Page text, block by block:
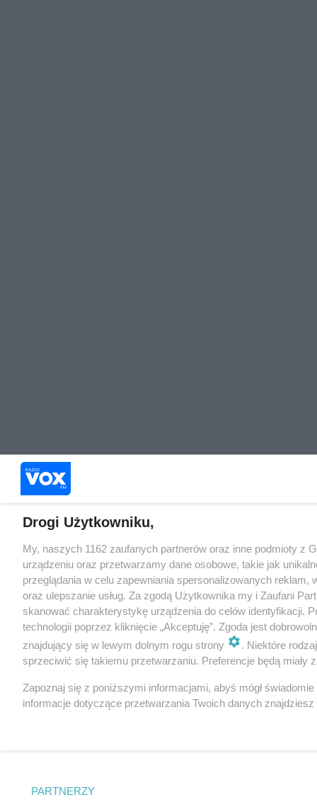
Drogi Użytkowniku,
My, naszych 1162 zaufanych partnerów oraz inne podmioty z
urządzeniu oraz przetwarzamy dane osobowe, takie jak
przeglądania w celu zapewniania spersonalizowanych
oraz ulepszanie usług. Za zgodą Użytkownika my i Zaufani
skanować charakterystykę urządzenia do celów identyfikacji.
technologii poprzez kliknięcie „Akceptuję”. Zgoda jest
znajdujący się w lewym dolnym rogu strony
. Niektóre
sprzeciwić się takiemu przetwarzaniu. Preferencje będą miały
Zapoznaj się z poniższymi informacjami, abyś mógł
informacje dotyczące przetwarzania Twoich danych
PARTNERZY